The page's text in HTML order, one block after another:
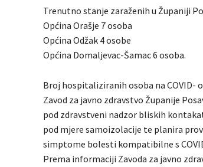
Trenutno stanje zaraženih u Županiji
Općina Orašje 7 osoba
Općina Odžak 4 osobe
Općina Domaljevac-Šamac 6 osoba.
Broj hospitaliziranih osoba na COVID-
Zavod za javno zdravstvo Županije
pod zdravstveni nadzor bliskih
pod mjere samoizolacije te planira
simptome bolesti kompatibilne s
Prema informaciji Zavoda za javno